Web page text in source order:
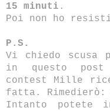
15 minuti .
Poi non ho
P.S.
Vi chiedo scusa
in questo post
contest Mille
fatta. Rimedierò:
Intanto potete